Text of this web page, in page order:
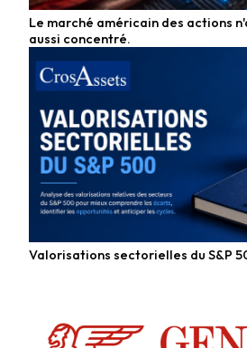
Fonds actions
Le marché américain des actions
aussi concentré.
Fonds actions
Valorisations sectorielles du S&P